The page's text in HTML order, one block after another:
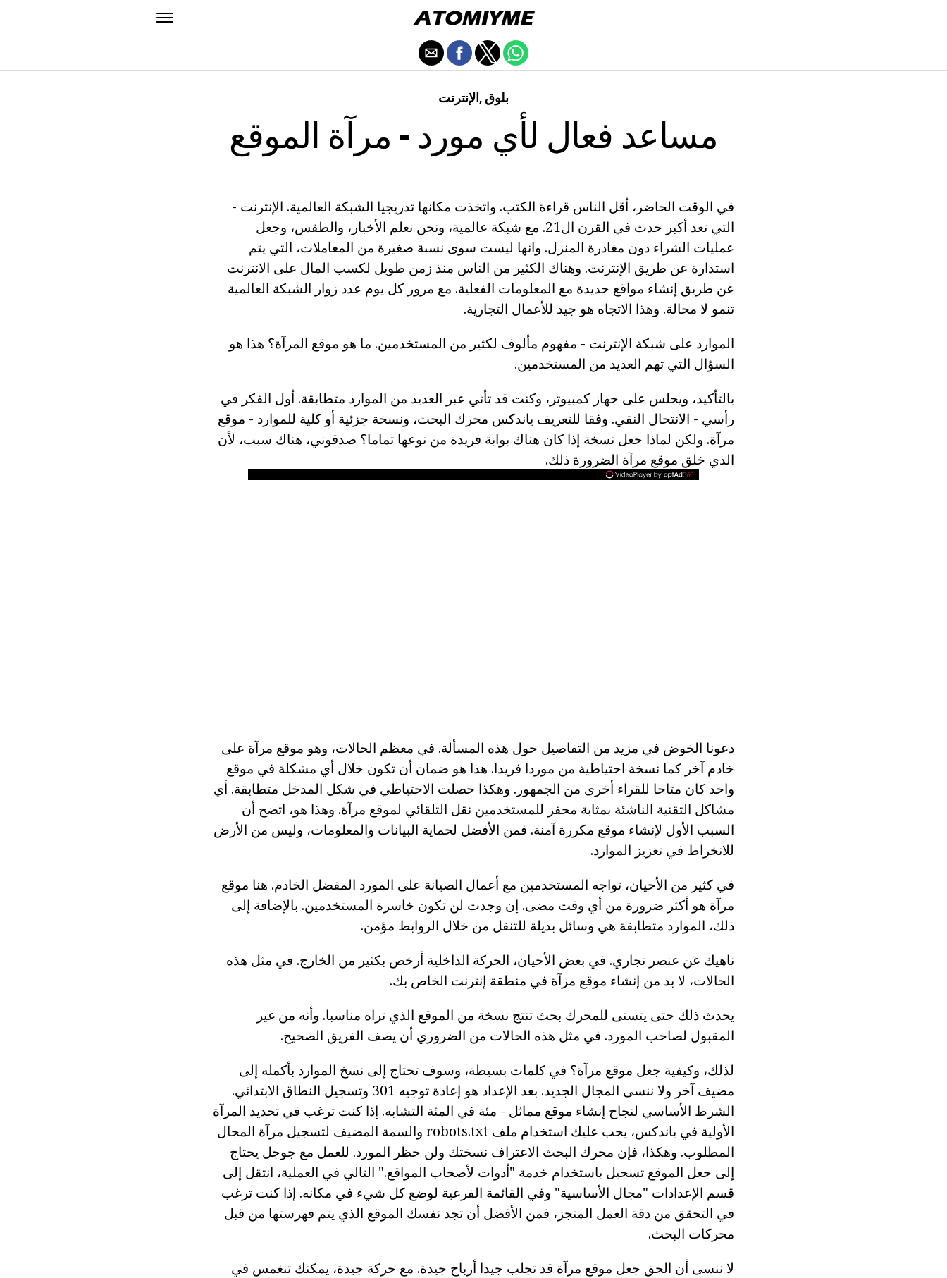
الإنترنت , بلوق
مساعد فعال لأي مورد - مرآة الموقع
في الوقت الحاضر، أقل الناس قراءة الكتب. واتخذت مكانها تدريجيا الشبكة العالمية. الإنترنت -
التي تعد أكبر حدث في القرن ال21. مع شبكة عالمية، ونحن نعلم الأخبار، والطقس، وجعل
عمليات الشراء دون مغادرة المنزل. وانها ليست سوى نسبة صغيرة من المعاملات، التي يتم
استدارة عن طريق الإنترنت. وهناك الكثير من الناس منذ زمن طويل لكسب المال على الانترنت
عن طريق إنشاء مواقع جديدة مع المعلومات الفعلية. مع مرور كل يوم عدد زوار الشبكة العالمية
تنمو لا محالة. وهذا الاتجاه هو جيد للأعمال التجارية.
الموارد على شبكة الإنترنت - مفهوم مألوف لكثير من المستخدمين. ما هو موقع المرآة؟ هذا هو
السؤال التي تهم العديد من المستخدمين.
بالتأكيد، ويجلس على جهاز كمبيوتر، وكنت قد تأتي عبر العديد من الموارد متطابقة. أول الفكر في
رأسي - الانتحال النقي. وفقا للتعريف ياندكس محرك البحث، ونسخة جزئية أو كلية للموارد - موقع
مرآة. ولكن لماذا جعل نسخة إذا كان هناك بوابة فريدة من نوعها تماما؟ صدقوني، هناك سبب، لأن
الذي خلق موقع مرآة الضرورة ذلك.
دعونا الخوض في مزيد من التفاصيل حول هذه المسألة. في معظم الحالات، وهو موقع مرآة على
خادم آخر كما نسخة احتياطية من موردا فريدا. هذا هو ضمان أن تكون خلال أي مشكلة في موقع
واحد كان متاحا للقراء أخرى من الجمهور. وهكذا حصلت الاحتياطي في شكل المدخل متطابقة. أي
مشاكل التقنية الناشئة بمثابة محفز للمستخدمين نقل التلقائي لموقع مرآة. وهذا هو، اتضح أن
السبب الأول لإنشاء موقع مكررة آمنة. فمن الأفضل لحماية البيانات والمعلومات، وليس من الأرض
للانخراط في تعزيز الموارد.
في كثير من الأحيان، تواجه المستخدمين مع أعمال الصيانة على المورد المفضل الخادم. هنا موقع
مرآة هو أكثر ضرورة من أي وقت مضى. إن وجدت لن تكون خاسرة المستخدمين. بالإضافة إلى
ذلك، الموارد متطابقة هي وسائل بديلة للتنقل من خلال الروابط مؤمن.
ناهيك عن عنصر تجاري. في بعض الأحيان، الحركة الداخلية أرخص بكثير من الخارج. في مثل هذه
الحالات، لا بد من إنشاء موقع مرآة في منطقة إنترنت الخاص بك.
يحدث ذلك حتى يتسنى للمحرك بحث تنتج نسخة من الموقع الذي تراه مناسبا. وأنه من غير
المقبول لصاحب المورد. في مثل هذه الحالات من الضروري أن يصف الفريق الصحيح.
لذلك، وكيفية جعل موقع مرآة؟ في كلمات بسيطة، وسوف تحتاج إلى نسخ الموارد بأكمله إلى
مضيف آخر ولا ننسى المجال الجديد. بعد الإعداد هو إعادة توجيه 301 وتسجيل النطاق الابتدائي.
الشرط الأساسي لنجاح إنشاء موقع مماثل - مئة في المئة التشابه. إذا كنت ترغب في تحديد المرآة
الأولية في ياندكس، يجب عليك استخدام ملف robots.txt والسمة المضيف لتسجيل مرآة المجال
المطلوب. وهكذا، فإن محرك البحث الاعتراف نسختك ولن حظر المورد. للعمل مع جوجل يحتاج
إلى جعل الموقع تسجيل باستخدام خدمة "أدوات لأصحاب المواقع." التالي في العملية، انتقل إلى
قسم الإعدادات "مجال الأساسية" وفي القائمة الفرعية لوضع كل شيء في مكانه. إذا كنت ترغب
في التحقق من دقة العمل المنجز، فمن الأفضل أن تجد نفسك الموقع الذي يتم فهرستها من قبل
محركات البحث.
لا ننسى أن الحق جعل موقع مرآة قد تجلب جيدا أرباح جيدة. مع حركة جيدة، يمكنك تنغمس في